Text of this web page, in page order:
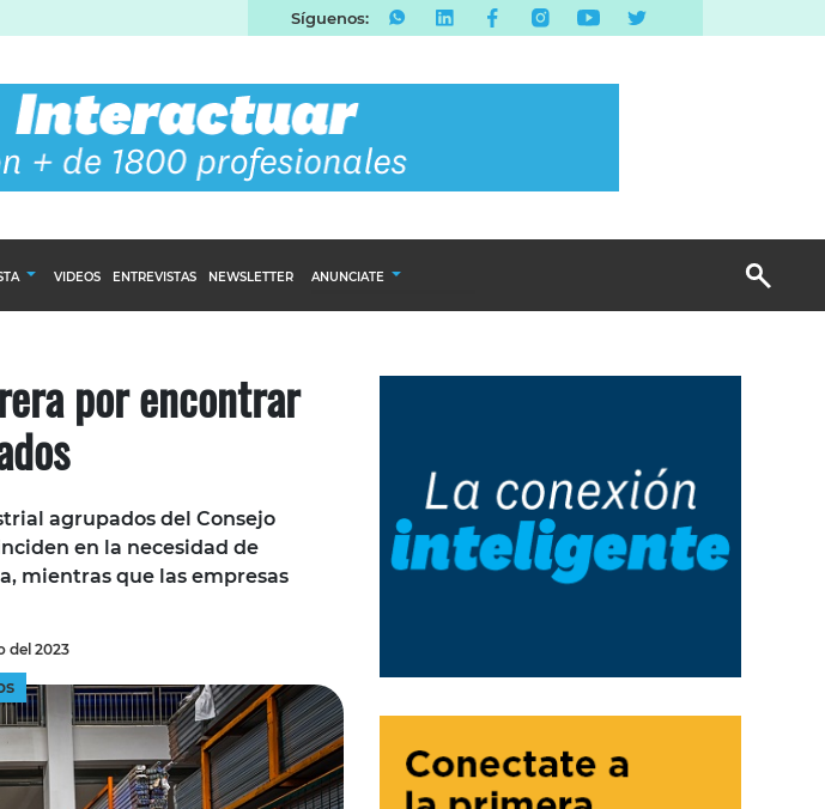
Síguenos:
SUSCRÍBASE
VIDEOS ENTREVISTAS NEWSLETTER ANUNCIATE
Email Marketing
por encontrar
agrupados del Consejo
en la necesidad de
mientras que las empresas
del 2023